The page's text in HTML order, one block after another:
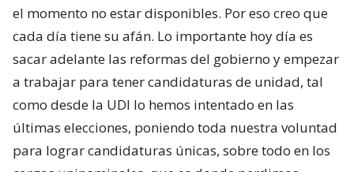
el momento no estar disponibles. Por eso creo que
cada día tiene su afán. Lo importante hoy día es
sacar adelante las reformas del gobierno y empezar
a trabajar para tener candidaturas de unidad, tal
como desde la UDI lo hemos intentado en las
últimas elecciones, poniendo toda nuestra voluntad
para lograr candidaturas únicas, sobre todo en los